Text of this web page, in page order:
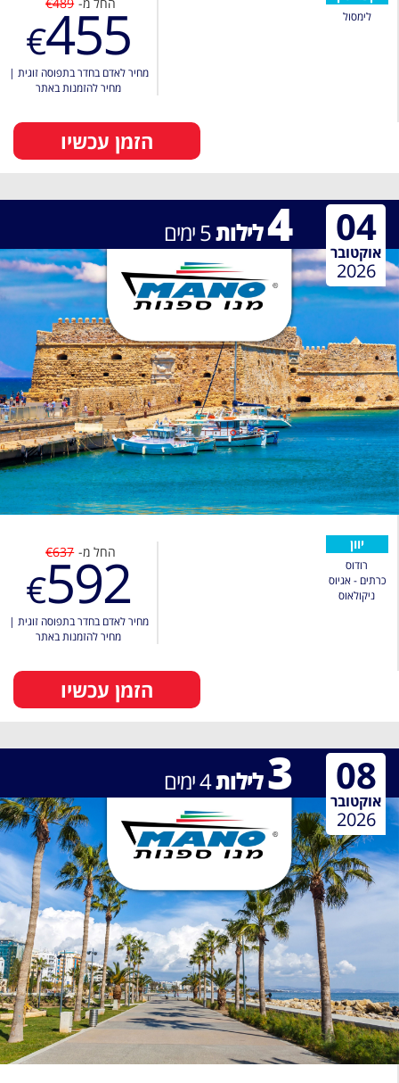
לימסול €455
מחיר לאדם בחדר בתפוסה זוגית |
מחיר להזמנות באתר
הזמן עכשיו
4לילות5ימים 04
אוקטובר
2026
יוון
רודוס
כרתים - אגיוס
ניקולאוס
החל מ- €637
€592
מחיר לאדם בחדר בתפוסה זוגית |
מחיר להזמנות באתר
הזמן עכשיו
3לילות4ימים 08
אוקטובר
2026